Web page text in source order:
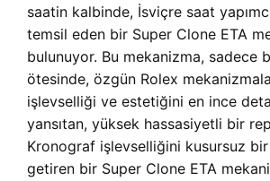
saatin kalbinde, İsviçre saat
temsil eden bir Super Clone ETA
bulunuyor. Bu mekanizma, sadece
ötesinde, özgün Rolex
işlevselliği ve estetiğini en ince
yansıtan, yüksek hassasiyetli bir
Kronograf işlevselliğini kusursuz
getiren bir Super Clone ETA